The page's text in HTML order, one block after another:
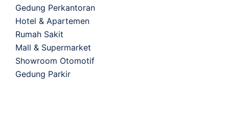
Gedung Perkantoran
Hotel & Apartemen
Rumah Sakit
Mall & Supermarket
Showroom Otomotif
Gedung Parkir